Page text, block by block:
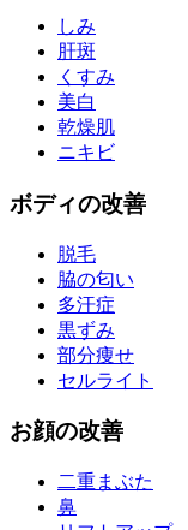
しみ
肝斑
くすみ
美白
乾燥肌
ニキビ
ボディの改善
脱毛
脇の匂い
多汗症
黒ずみ
部分痩せ
セルライト
お顔の改善
二重まぶた
鼻